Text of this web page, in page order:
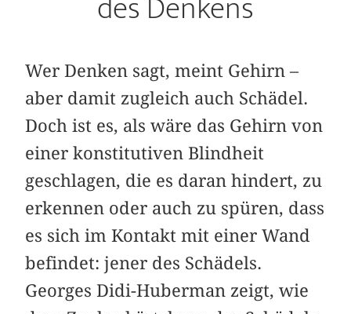
Wer Denken sagt, meint Gehirn –
aber damit zugleich auch Schädel.
Doch ist es, als wäre das Gehirn von
einer konstitutiven Blindheit
geschlagen, die es daran hindert, zu
erkennen oder auch zu spüren, dass
es sich im Kontakt mit einer Wand
befindet: jener des Schädels.
Georges Didi-Huberman zeigt, wie